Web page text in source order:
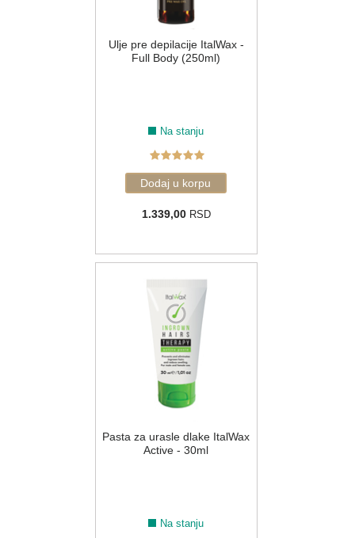
Ulje pre depilacije ItalWax -
Full Body (250ml)
Na stanju
1.339,00RSD
Pasta za urasle dlake ItalWax
Active - 30ml
Na stanju